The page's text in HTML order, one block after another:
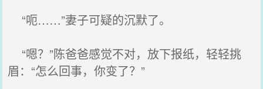
“呃……”妻子可疑的沉默了。
“嗯？”陈爸爸感觉不对，放下报纸，轻轻挑
眉：“怎么回事，你变了？”